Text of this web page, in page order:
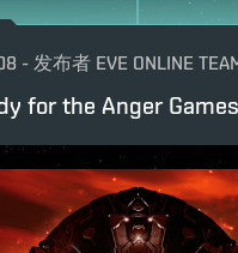
- 发布者 EVE ONLINE
for the Anger